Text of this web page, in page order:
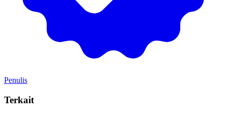
Penulis
Terkait